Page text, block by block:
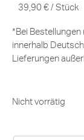
39,90 € / Stück
*Bei
innerhalb
Lieferungen
Nicht vorrätig